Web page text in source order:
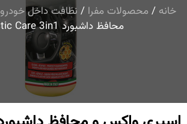
خانه / محصولات مفرا / نظافت داخل خودرو
محافظ داشبورد Plastic Care 3in1